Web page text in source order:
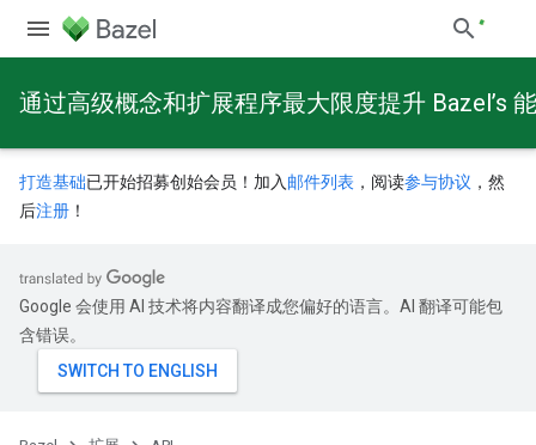
通过高级概念和扩展程序最大限度提升 Bazel’s
打造基础已开始招募创始会员！加入 邮件列表 ，阅读参与协议 ，然
后注册 ！
Google 会使用 AI 技术将内容翻译成您偏好的语言。AI 翻译可能包
含错误。